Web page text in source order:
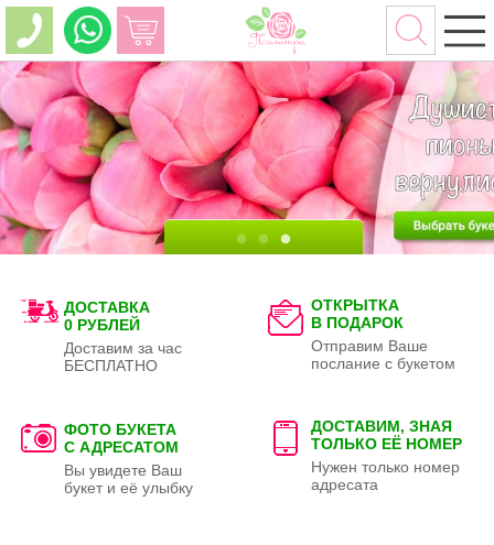
ДОСТАВКА
0 РУБЛЕЙ
Доставим за час
БЕСПЛАТНО
ОТКРЫТКА
В ПОДАРОК
Отправим Ваше
послание с букетом
ФОТО БУКЕТА
С АДРЕСАТОМ
Вы увидете Ваш
букет и её улыбку
ДОСТАВИМ, ЗНАЯ
ТОЛЬКО ЕЁ НОМЕР
Нужен только номер
адресата